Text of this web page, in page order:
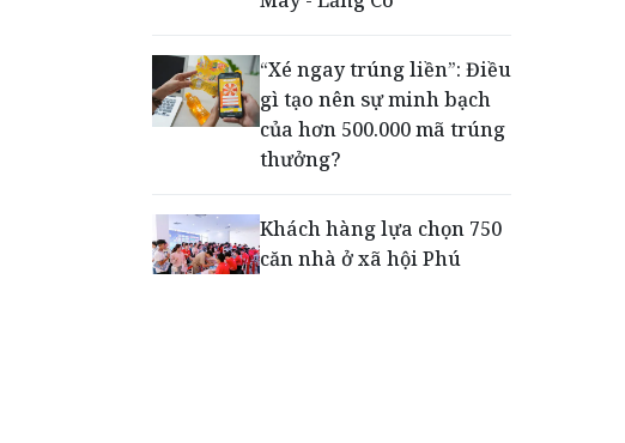
lập nghiệp của người trẻ
toàn cầu
“Xé ngay trúng liền”: Điều
gì tạo nên sự minh bạch
của hơn 500.000 mã trúng
thưởng?
Khách hàng lựa chọn 750
căn nhà ở xã hội Phú